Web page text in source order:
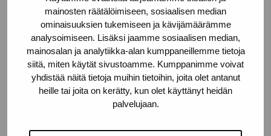
mainosten räätälöimiseen, sosiaalisen median
ominaisuuksien tukemiseen ja kävijämäärämme
analysoimiseen. Lisäksi jaamme sosiaalisen median,
mainosalan ja analytiikka-alan kumppaneillemme tietoja
siitä, miten käytät sivustoamme. Kumppanimme voivat
yhdistää näitä tietoja muihin tietoihin, joita olet antanut
heille tai joita on kerätty, kun olet käyttänyt heidän
palvelujaan.
Håll dig uppdaterad om aktuella
utställningar och evenemang
Förnamn